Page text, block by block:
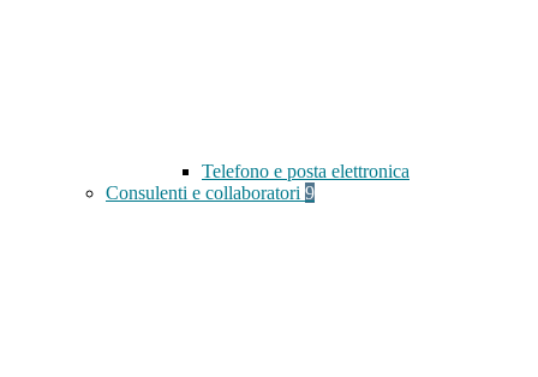
Telefono e posta elettronica
Consulenti e collaboratori 9